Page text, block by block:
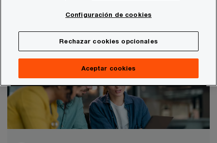
de Deals que engloba dos prácticas
Configuración de cookies
Rechazar cookies opcionales
Aceptar cookies